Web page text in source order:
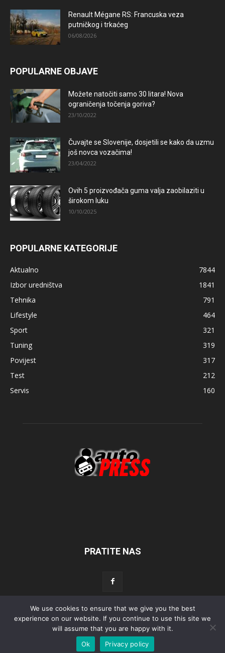
Renault Mégane RS: Francuska veza
putničkog i trkaćeg
06/08/2026
POPULARNE OBJAVE
Možete natočiti samo 30 litara! Nova
ograničenja točenja goriva?
23/10/2022
Čuvajte se Slovenije, dosjetili se kako da uzmu
još novca vozačima!
23/04/2022
Ovih 5 proizvođača guma valja zaobilaziti u
širokom luku
10/10/2025
POPULARNE KATEGORIJE
Aktualno
7844
Izbor uredništva
1841
Tehnika
791
Lifestyle
464
Sport
321
Tuning
319
Povijest
317
Test
212
Servis
160
PRATITE NAS
Početna Aktualno Test Tehnika Servis Tuning
Sport
Lifestyle
Povijest
© Autopress - Sva prava pridržana.
We use cookies to ensure that we give you the best
experience on our website. If you continue to use this site we
will assume that you are happy with it.
Ok
Privacy policy